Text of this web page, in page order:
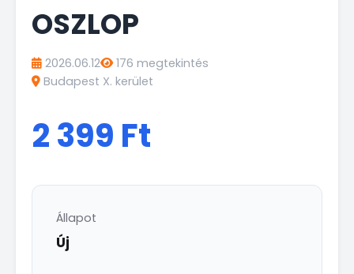
OSZLOP
2026.06.12
176 megtekintés
Budapest X. kerület
2 399 Ft
Állapot
Új